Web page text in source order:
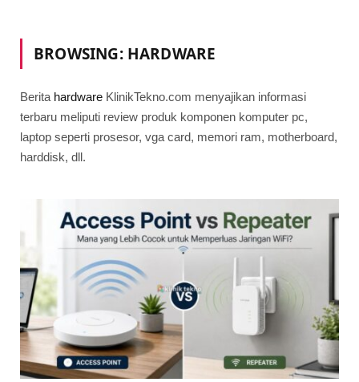
BROWSING: HARDWARE
Berita hardware KlinikTekno.com menyajikan informasi
terbaru meliputi review produk komponen komputer pc,
laptop seperti prosesor, vga card, memori ram, motherboard,
harddisk, dll.